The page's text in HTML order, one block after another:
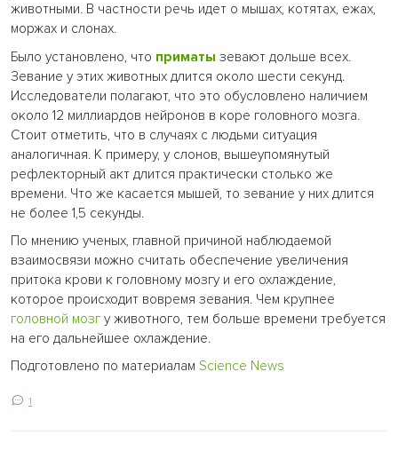
животными. В частности речь идет о мышах, котятах, ежах,
моржах и слонах.
Было установлено, что приматы зевают дольше всех.
Зевание у этих животных длится около шести секунд.
Исследователи полагают, что это обусловлено наличием
около 12 миллиардов нейронов в коре головного мозга.
Стоит отметить, что в случаях с людьми ситуация
аналогичная. К примеру, у слонов, вышеупомянутый
рефлекторный акт длится практически столько же
времени. Что же касается мышей, то зевание у них длится
не более 1,5 секунды.
По мнению ученых, главной причиной наблюдаемой
взаимосвязи можно считать обеспечение увеличения
притока крови к головному мозгу и его охлаждение,
которое происходит вовремя зевания. Чем крупнее
головной мозг у животного, тем больше времени требуется
на его дальнейшее охлаждение.
Подготовлено по материалам Science News
1